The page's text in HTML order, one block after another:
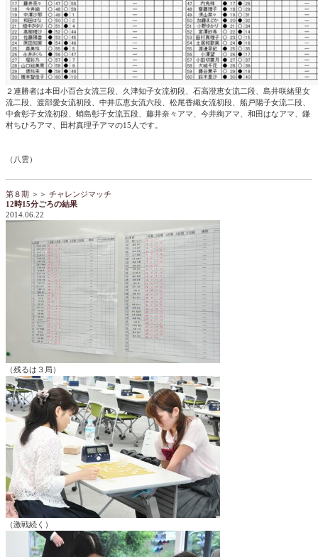
２連勝者は本田小百合女流三段、久津知子女流初段、石高澄恵女流二段、島井咲緒里女
流二段、渡部愛女流初段、中井広恵女流六段、松尾香織女流初段、船戸陽子女流二段、
中倉彰子女流初段、蛸島彰子女流五段、藤井奈々アマ、今井絢アマ、和田はなアマ、鎌
村ちひろアマ、田村真理子アマの15人です。
（八雲）
第８期 ＞＞ チャレンジマッチ
12時15分ごろの結果
2014.06.22
（残るは３局）
（激戦続く）